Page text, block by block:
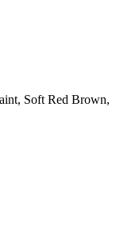
Soft Red Brown,